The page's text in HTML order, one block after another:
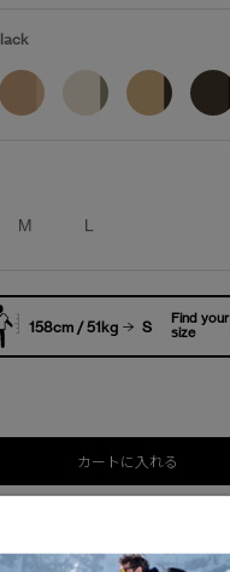
M L
158cm / 51kg S
Find your
size
カートに入れる